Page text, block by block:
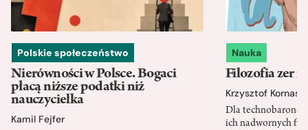
Polskie społeczeństwo
Nierówności w Polsce. Bogaci
płacą niższe podatki niż
nauczycielka
Kamil Fejfer
Nauka
Filozofia zer i
Krzysztof Kornas
Dla
ich nadwornych